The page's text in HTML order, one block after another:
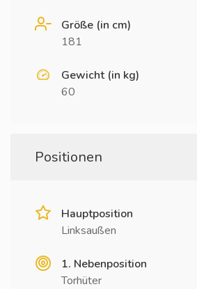
Größe (in cm)
181
Gewicht (in kg)
60
Positionen
Hauptposition
Linksaußen
1. Nebenposition
Torhüter